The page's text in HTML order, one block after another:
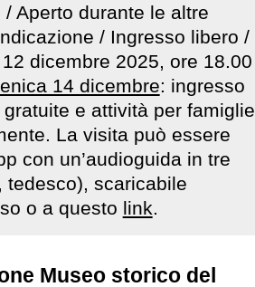
Aperto durante le altre
/ Ingresso libero /
dicembre 2025, ore 18.00
14 dicembre: ingresso
e attività per famiglie
La visita può essere
con un’audioguida in tre
tedesco), scaricabile
o a questo link.
Museo storico del